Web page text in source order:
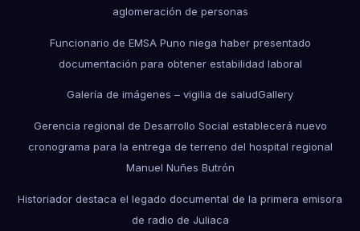
aglomeración de personas
Funcionario de EMSA Puno niega haber presentado
documentación para obtener estabilidad laboral
Galería de imágenes – vigilia de saludGallery
Gerencia regional de Desarrollo Social establecerá nuevo
cronograma para la entrega de terreno del hospital regional
Manuel Nuñes Butrón
Historiador destaca el legado documental de la primera emisora
de radio de Juliaca